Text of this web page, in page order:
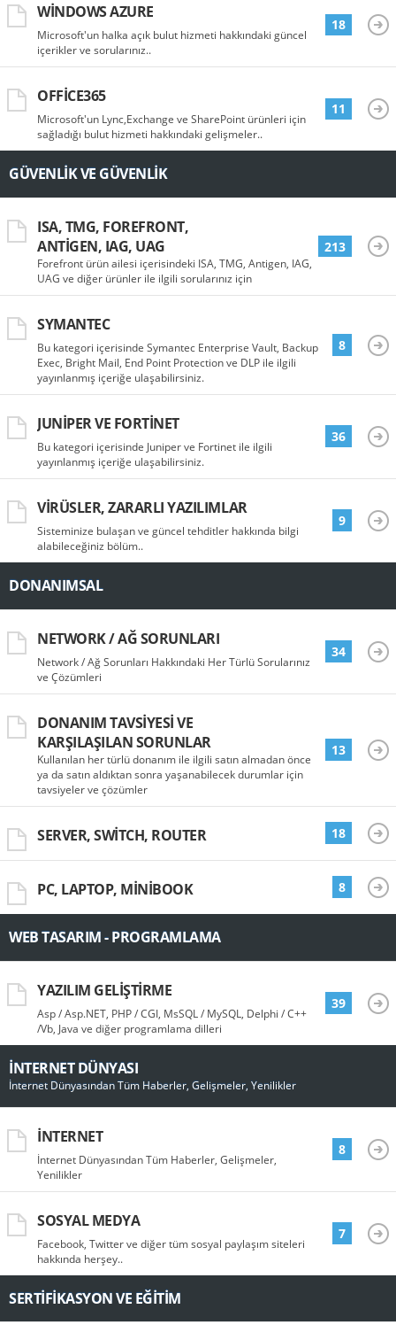
WINDOWS AZURE
Microsoft'un halka açık bulut hizmeti hakkındaki güncel
içerikler ve sorularınız..
18
OFFICE365
Microsoft'un Lync,Exchange ve SharePoint ürünleri için
sağladığı bulut hizmeti hakkındaki gelişmeler..
11
GÜVENLIK VE GÜVENLIK
ISA, TMG, FOREFRONT,
ANTIGEN, IAG, UAG
Forefront ürün ailesi içerisindeki ISA, TMG, Antigen, IAG,
UAG ve diğer ürünler ile ilgili sorularınız için
213
SYMANTEC
Bu kategori içerisinde Symantec Enterprise Vault, Backup
Exec, Bright Mail, End Point Protection ve DLP ile ilgili
yayınlanmış içeriğe ulaşabilirsiniz.
8
JUNIPER VE FORTINET
Bu kategori içerisinde Juniper ve Fortinet ile ilgili
yayınlanmış içeriğe ulaşabilirsiniz.
36
VIRÜSLER, ZARARLI YAZILIMLAR
Sisteminize bulaşan ve güncel tehditler hakkında bilgi
alabileceğiniz bölüm..
9
DONANIMSAL
NETWORK / AĞ SORUNLARI
Network / Ağ Sorunları Hakkındaki Her Türlü Sorularınız
ve Çözümleri
34
DONANIM TAVSIYESI VE
KARŞILAŞILAN SORUNLAR
Kullanılan her türlü donanım ile ilgili satın almadan önce
ya da satın aldıktan sonra yaşanabilecek durumlar için
tavsiyeler ve çözümler
13
SERVER, SWITCH, ROUTER 18
PC, LAPTOP, MINIBOOK 8
WEB TASARIM - PROGRAMLAMA
YAZILIM GELIŞTIRME
Asp / Asp.NET, PHP / CGI, MsSQL / MySQL, Delphi / C++
/Vb, Java ve diğer programlama dilleri
39
İNTERNET DÜNYASI
İnternet Dünyasından Tüm Haberler, Gelişmeler, Yenilikler
İNTERNET
İnternet Dünyasından Tüm Haberler, Gelişmeler,
Yenilikler
8
SOSYAL MEDYA
Facebook, Twitter ve diğer tüm sosyal paylaşım siteleri
hakkında herşey..
7
SERTIFIKASYON VE EĞITIM